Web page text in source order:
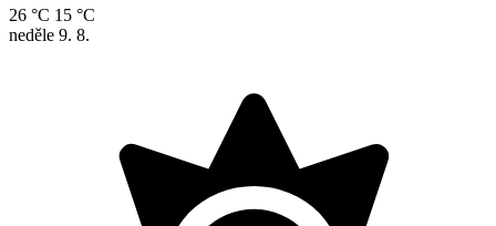
26 °C 15 °C
neděle 9. 8.